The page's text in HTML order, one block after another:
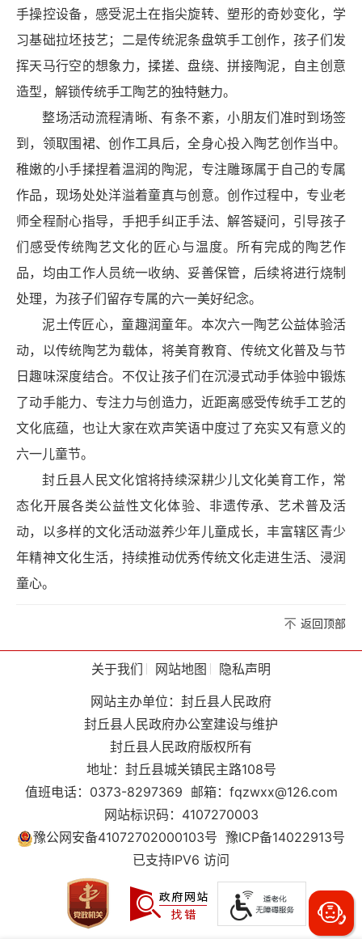
手操控设备，感受泥土在指尖旋转、塑形的奇妙变化，学
习基础拉坯技艺；二是传统泥条盘筑手工创作，孩子们发
挥天马行空的想象力，揉搓、盘绕、拼接陶泥，自主创意
造型，解锁传统手工陶艺的独特魅力。
整场活动流程清晰、有条不紊，小朋友们准时到场签
到，领取围裙、创作工具后，全身心投入陶艺创作当中。
稚嫩的小手揉捏着温润的陶泥，专注雕琢属于自己的专属
作品，现场处处洋溢着童真与创意。创作过程中，专业老
师全程耐心指导，手把手纠正手法、解答疑问，引导孩子
们感受传统陶艺文化的匠心与温度。所有完成的陶艺作
品，均由工作人员统一收纳、妥善保管，后续将进行烧制
处理，为孩子们留存专属的六一美好纪念。
泥土传匠心，童趣润童年。本次六一陶艺公益体验活
动，以传统陶艺为载体，将美育教育、传统文化普及与节
日趣味深度结合。不仅让孩子们在沉浸式动手体验中锻炼
了动手能力、专注力与创造力，近距离感受传统手工艺的
文化底蕴，也让大家在欢声笑语中度过了充实又有意义的
六一儿童节。
封丘县人民文化馆将持续深耕少儿文化美育工作，常
态化开展各类公益性文化体验、非遗传承、艺术普及活
动，以多样的文化活动滋养少年儿童成长，丰富辖区青少
年精神文化生活，持续推动优秀传统文化走进生活、浸润
童心。
返回顶部
关于我们 网站地图
隐私声明
网站主办单位：封丘县人民政府
封丘县人民政府办公室建设与维护
封丘县人民政府版权所有
地址：封丘县城关镇民主路108号
值班电话：0373-8297369 邮箱：fqzwxx@126.com
网站标识码：4107270003
豫公网安备41072702000103号 豫ICP备14022913号
已支持IPV6 访问